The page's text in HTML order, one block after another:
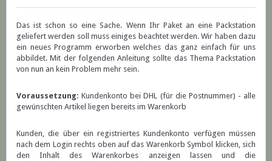
Das ist schon so eine Sache. Wenn Ihr Paket an eine Packstation
geliefert werden soll muss einiges beachtet werden. Wir haben dazu
ein neues Programm erworben welches das ganz einfach für uns
abbildet. Mit der folgenden Anleitung sollte das Thema Packstation
von nun an kein Problem mehr sein.
Voraussetzung: Kundenkonto bei DHL (für die Postnummer) - alle
gewünschten Artikel liegen bereits im Warenkorb
Kunden, die über ein registriertes Kundenkonto verfügen müssen
nach dem Login rechts oben auf das Warenkorb Symbol klicken, sich
den Inhalt des Warenkorbes anzeigen lassen und die